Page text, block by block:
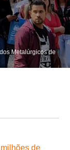
Metalúrgicos de
de